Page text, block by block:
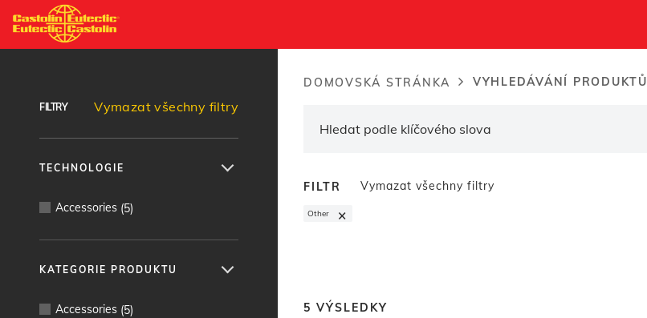
Přejít
FILTRY Vymazat všechny filtry
TECHNOLOGIE
Accessories (5)
KATEGORIE PRODUKTU
Accessories (5)
DOMOVSKÁ STRÁNKA VYHLEDÁVÁNÍ PRODUKTŮ
FILTR Vymazat všechny filtry
Other ×
5 VÝSLEDKY